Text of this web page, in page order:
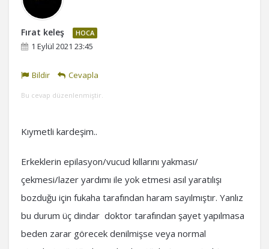
Fırat keleş HOCA
1 Eylül 2021 23:45
Bildir Cevapla
Bu cevap düzenlenmiştir.
Kıymetli kardeşim..
Erkeklerin epilasyon/vucud kıllarını yakması/
çekmesi/lazer yardımı ile yok etmesi asıl yaratılışı
bozduğu için fukaha tarafından haram sayılmıştır. Yanlız
bu durum üç dindar doktor tarafından şayet yapılmasa
beden zarar görecek denilmişse veya normal